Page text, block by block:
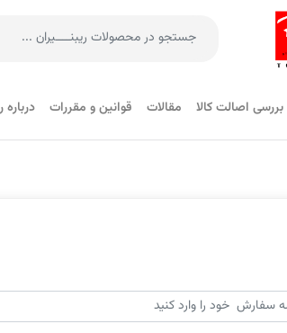
بررسی اصالت کالا مقالات قوانین و مقررات درباره